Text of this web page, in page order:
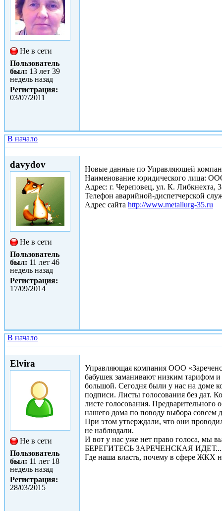
Не в сети
Пользователь
был: 13 лет 39
недель назад
Регистрация:
03/07/2011
В начало
davydov
Не в сети
Пользователь
был: 11 лет 46
недель назад
Регистрация:
17/09/2014
Новые данные по Управляющей
Наименование юридического лица:
Адрес: г. Череповец, ул. К. Либкнехта,
Телефон аварийной-диспетчерской
Адрес сайта http://www.metallurg-35.ru
В начало
Elvira
Не в сети
Пользователь
был: 11 лет 18
недель назад
Регистрация:
28/03/2015
Управляющая компания ООО
бабушек заманивают низким тарифом
большой. Сегодня были у нас на доме
подписи. Листы голосования без дат.
листе голосования.
нашего дома по поводу выбора совсем
При этом утверждали, что они
не наблюдали.
И вот у нас уже нет право голоса, мы
БЕРЕГИТЕСЬ ЗАРЕЧЕНСКАЯ
Где наша власть, почему в сфере ЖКХ